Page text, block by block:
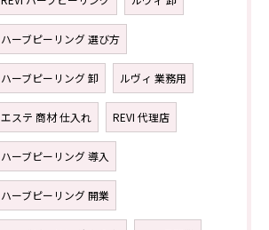
ハーブピーリング 選び方
ハーブピーリング 卸 ルヴィ 業務用
エステ 商材 仕入れ REVI 代理店
ハーブピーリング 導入
ハーブピーリング 開業